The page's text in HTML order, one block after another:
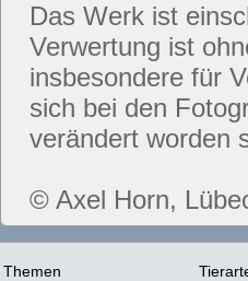
Das Werk ist
Verwertung ist
insbesondere für
sich bei den
verändert worden
© Axel Horn,
Themen